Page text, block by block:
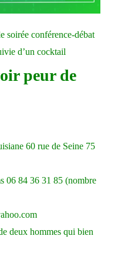
soirée conférence-débat
d’un cocktail
peur de
60 rue de Seine 75
06 84 36 31 85 (nombre
deux hommes qui bien